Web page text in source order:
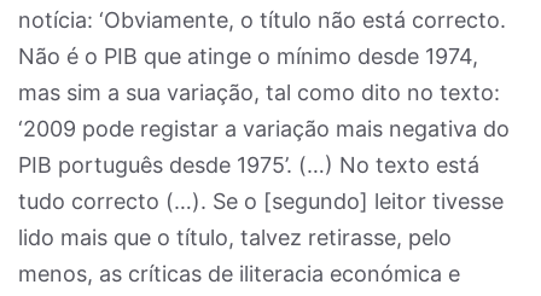
notícia: ‘Obviamente, o título não está correcto.
Não é o PIB que atinge o mínimo desde 1974,
mas sim a sua variação, tal como dito no texto:
‘2009 pode registar a variação mais negativa do
PIB português desde 1975’. (…) No texto está
tudo correcto (…). Se o [segundo] leitor tivesse
lido mais que o título, talvez retirasse, pelo
menos, as críticas de iliteracia económica e